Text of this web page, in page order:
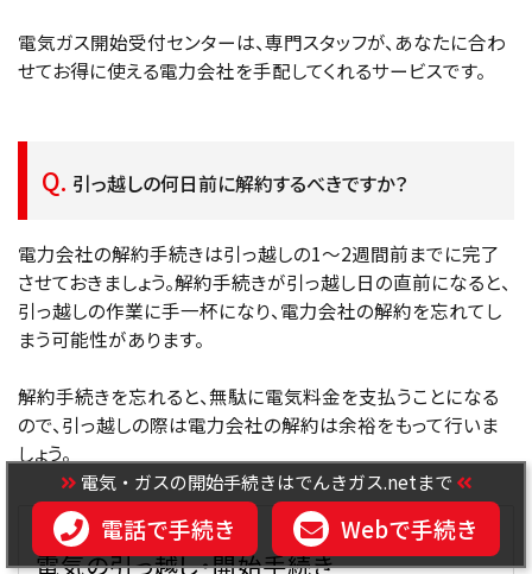
電気ガス開始受付センターは、専門スタッフが、あなたに合わ
せてお得に使える電力会社を手配してくれるサービスです。
引っ越しの何日前に解約するべきですか？
電力会社の解約手続きは引っ越しの1～2週間前までに完了
させておきましょう。解約手続きが引っ越し日の直前になると、
引っ越しの作業に手一杯になり、電力会社の解約を忘れてし
まう可能性があります。
解約手続きを忘れると、無駄に電気料金を支払うことになる
ので、引っ越しの際は電力会社の解約は余裕をもって行いま
しょう。
電気ガス開始受付センター
電気の引っ越し・開始手続き
電気・ガスの開始手続きはでんきガス.netまで
電話で手続き Webで手続き